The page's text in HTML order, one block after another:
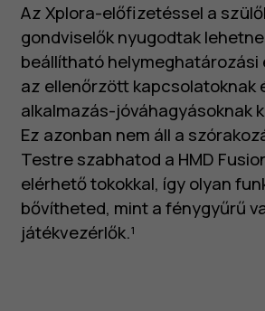
Az Xplora-előfizetéssel a
gondviselők nyugodtak
beállítható helymeghatározási
az ellenőrzött kapcsolatoknak
alkalmazás-jóváhagyásoknak
Ez azonban nem áll a
Testre szabhatod a HMD
elérhető tokokkal, így olyan
bővítheted, mint a fénygyűrű
játékvezérlők.¹